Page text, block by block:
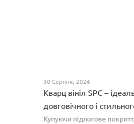
30 Серпня, 2024
Кварц вініл SPC –
довговічного і
PROFLOOR
Купуючи підлогове